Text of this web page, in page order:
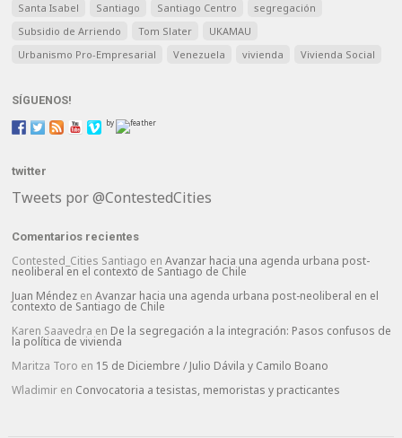
Santa Isabel
Santiago Santiago Centro
segregación
Subsidio de Arriendo
Tom Slater
UKAMAU
Urbanismo Pro-Empresarial
Venezuela vivienda Vivienda Social
SÍGUENOS!
by
twitter
Tweets por @ContestedCities
Comentarios recientes
Contested_Cities Santiago enAvanzar hacia una agenda urbana post-
neoliberal en el contexto de Santiago de Chile
Juan Méndez enAvanzar hacia una agenda urbana post-neoliberal en el
contexto de Santiago de Chile
Karen Saavedra en De la segregación a la integración: Pasos confusos de
la política de vivienda
Maritza Toro en 15 de Diciembre / Julio Dávila y Camilo Boano
Wladimir en Convocatoria a tesistas, memoristas y practicantes